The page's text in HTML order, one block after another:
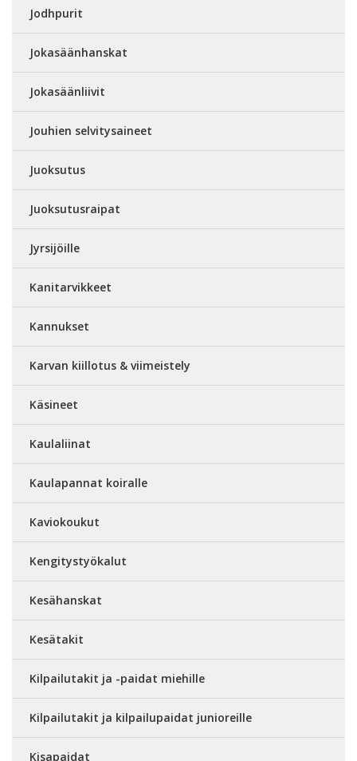
Jodhpurit
Jokasäänhanskat
Jokasäänliivit
Jouhien selvitysaineet
Juoksutus
Juoksutusraipat
Jyrsijöille
Kanitarvikkeet
Kannukset
Karvan kiillotus & viimeistely
Käsineet
Kaulaliinat
Kaulapannat koiralle
Kaviokoukut
Kengitystyökalut
Kesähanskat
Kesätakit
Kilpailutakit ja -paidat miehille
Kilpailutakit ja kilpailupaidat junioreille
Kisapaidat